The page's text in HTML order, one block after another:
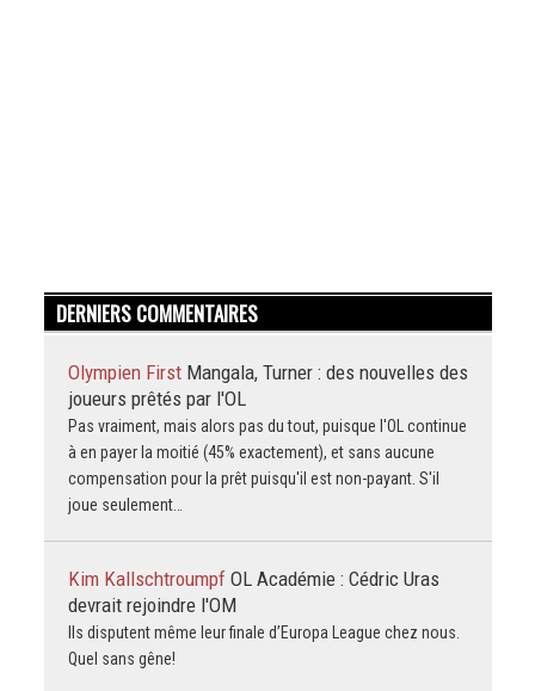
DERNIERS COMMENTAIRES
Olympien First Mangala, Turner : des nouvelles des
joueurs prêtés par l'OL
Pas vraiment, mais alors pas du tout, puisque l'OL continue
à en payer la moitié (45% exactement), et sans aucune
compensation pour la prêt puisqu'il est non-payant. S'il
joue seulement…
Kim Kallschtroumpf OL Académie : Cédric Uras
devrait rejoindre l'OM
Ils disputent même leur finale d’Europa League chez nous.
Quel sans gêne!